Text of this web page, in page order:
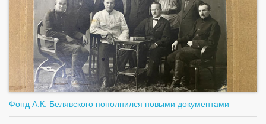
Фонд А.К. Белявского пополнился новыми документами